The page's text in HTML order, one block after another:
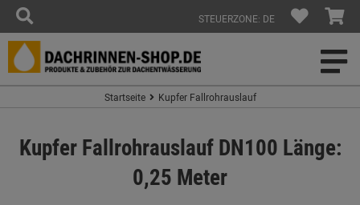
STEUERZONE: DE
Startseite Kupfer Fallrohrauslauf
Kupfer Fallrohrauslauf DN100 Länge:
0,25 Meter